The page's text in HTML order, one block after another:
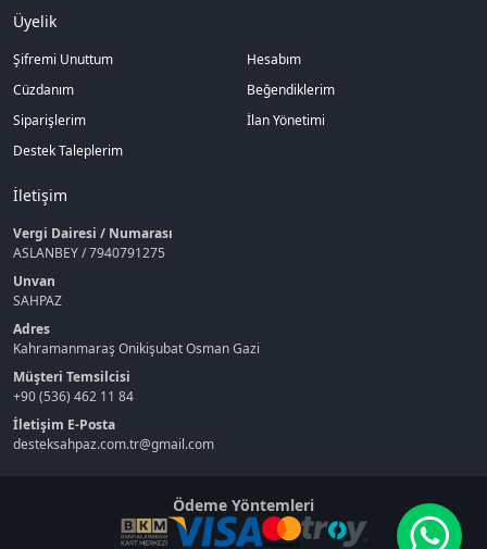
Üyelik
Şifremi Unuttum
Hesabım
Cüzdanım
Beğendiklerim
Siparişlerim
İlan Yönetimi
Destek Taleplerim
İletişim
Vergi Dairesi / Numarası
ASLANBEY / 7940791275
Unvan
SAHPAZ
Adres
Kahramanmaraş Onikişubat Osman Gazi
Müşteri Temsilcisi
+90 (536) 462 11 84
İletişim E-Posta
desteksahpaz.com.tr@gmail.com
Ödeme Yöntemleri